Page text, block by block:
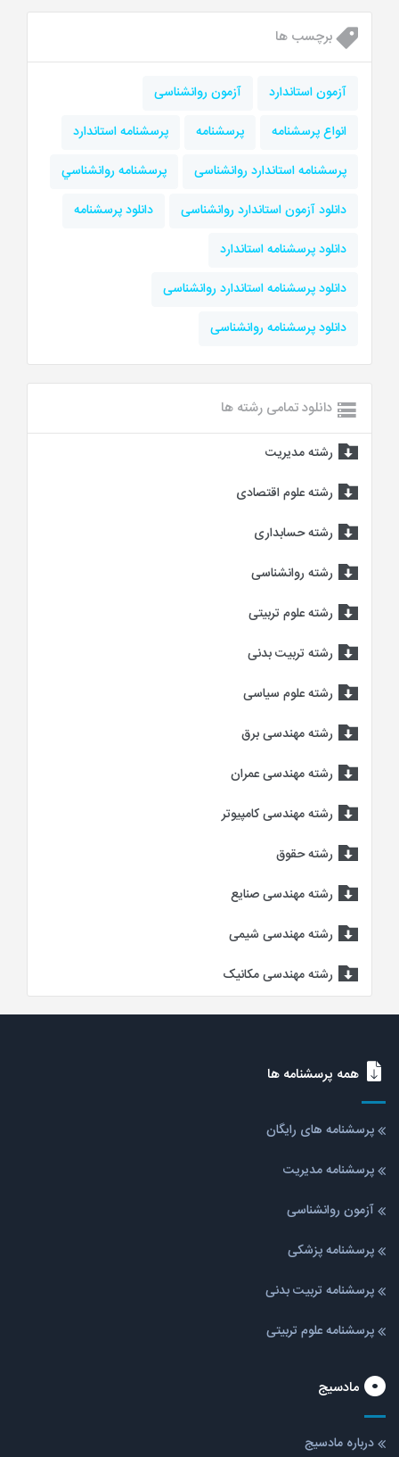
برچسب ها
آزمون استاندارد
آزمون روانشناسی
انواع پرسشنامه
پرسشنامه
پرسشنامه استاندارد
پرسشنامه استاندارد روانشناسی
پرسشنامه روانشناسي
دانلود آزمون استاندارد روانشناسی
دانلود پرسشنامه
دانلود پرسشنامه استاندارد
دانلود پرسشنامه استاندارد روانشناسی
دانلود پرسشنامه روانشناسی
دانلود تمامی رشته ها
رشته مدیریت
رشته علوم اقتصادی
رشته حسابداری
رشته روانشناسی
رشته علوم تربیتی
رشته تربیت بدنی
رشته علوم سیاسی
رشته مهندسی برق
رشته مهندسی عمران
رشته مهندسی کامپیوتر
رشته حقوق
رشته مهندسی صنایع
رشته مهندسی شیمی
رشته مهندسی مکانیک
همه پرسشنامه ها
پرسشنامه های رایگان
پرسشنامه مدیریت
آزمون روانشناسی
پرسشنامه پزشکی
پرسشنامه تربیت بدنی
پرسشنامه علوم تربیتی
مادسیج
درباره مادسیج